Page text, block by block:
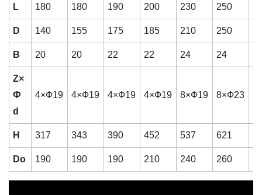
L 180 180 190 200 230 250
D 140 155 175 185 210 250
B 20 20 22 22 24 24
Z×
Ф
d
4×Ф19 4×Ф19 4×Ф19 4×Ф19 8×Ф19 8×Ф23
H 317 343 390 452 537 621
Do 190 190 190 210 240 260